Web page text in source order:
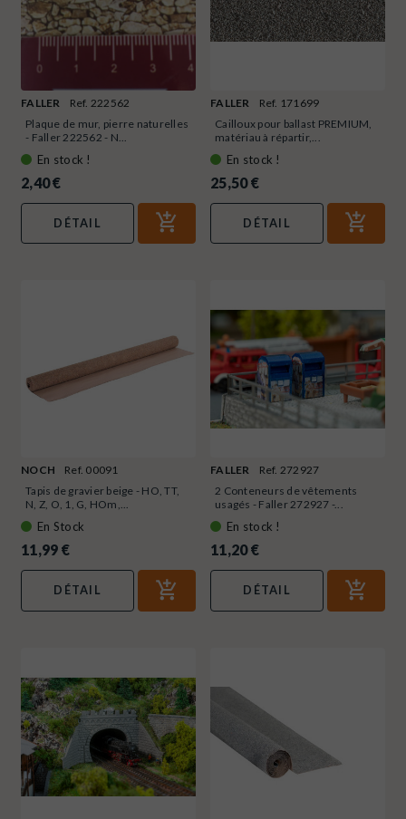
FALLER
Ref. 222562
Plaque de mur, pierre naturelles
- Faller 222562 - N...
En stock !
2,40 €
DÉTAIL
FALLER
Ref. 171699
Cailloux pour ballast PREMIUM,
matériau à répartir,...
En stock !
25,50 €
DÉTAIL
NOCH
Ref. 00091
Tapis de gravier beige - HO, TT,
N, Z, O, 1, G, HOm,...
En Stock
11,99 €
DÉTAIL
FALLER
Ref. 272927
2 Conteneurs de vêtements
usagés - Faller 272927 -...
En stock !
11,20 €
DÉTAIL